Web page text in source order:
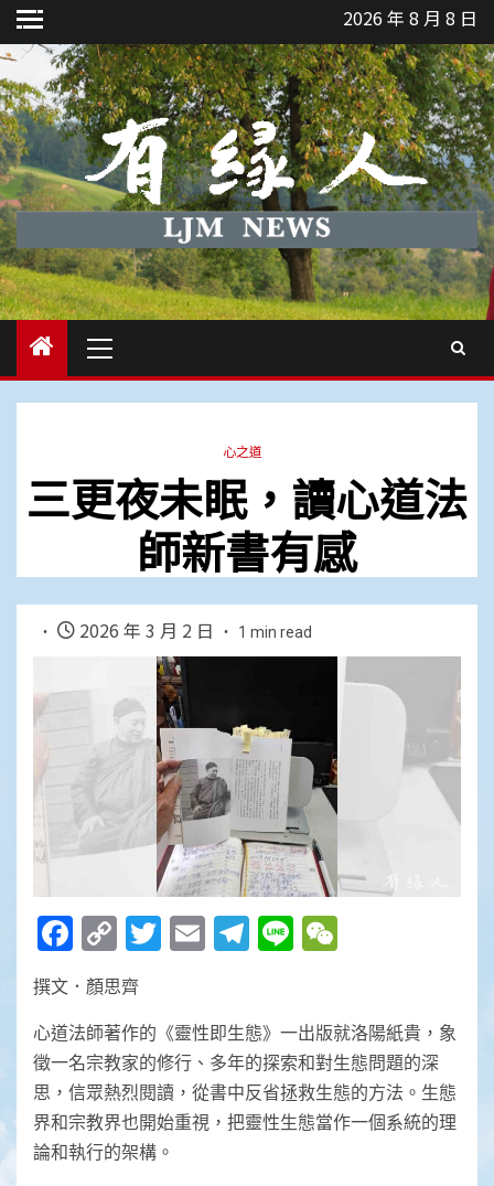
Skip
to
content
2026 年 8 月 8 日
Menu
心之道
三更夜未眠，讀心道法
師新書有感
2026 年 3 月 2 日 1 min read
Facebook
Copy
Link
Twitter
EmailTelegram
Line
撰文．顏思齊
心道法師著作的《靈性即生態》一出版就洛陽紙貴，象
徵一名宗教家的修行、多年的探索和對生態問題的深
思，信眾熱烈閱讀，從書中反省拯救生態的方法。生態
界和宗教界也開始重視，把靈性生態當作一個系統的理
論和執行的架構。